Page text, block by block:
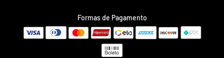
Formas de Pagamento